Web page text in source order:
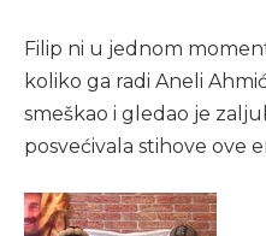
Filip ni u jednom
koliko ga radi Aneli
smeškao i gledao je
posvećivala stihove ove